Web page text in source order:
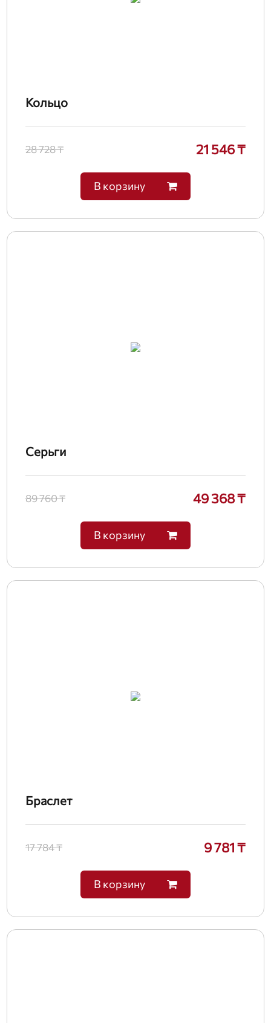
Кольцо
28 728 ₸ 21 546 ₸
В корзину
Серьги
89 760 ₸ 49 368 ₸
В корзину
Браслет
17 784 ₸ 9 781 ₸
В корзину